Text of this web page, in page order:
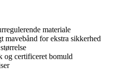
materiale
mavebånd for ekstra sikkerhed
og certificeret bomuld